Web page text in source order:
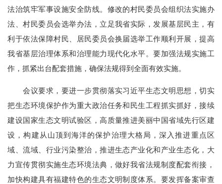
法治筑牢军事设施安全防线。修改的村民委员会组织法实施办
法、村民委员会选举办法，立足我省实际，发展基层民主，有
利于依法保障村民、居民委员会换届选举工作顺利开展，提高
我省基层治理体系和治理能力现代化水平。要加强法规实施工
作，抓紧出台配套措施，确保法规得到全面有效实施。
会议要求，要进一步贯彻落实习近平生态文明思想，切实
把生态环境保护作为重大政治任务和民生工程抓实抓好，接续
建设国家生态文明试验区，高质量推进美丽中国省域先行区建
设，构建从山顶到海洋的保护治理大格局，深入推进重点区
域、流域、行业污染整治，推进生态产业化和产业生态化，大
力宣传贯彻实施生态环境法典，做好我省法规制度配套衔接，
加快构建具有福建特色的生态文明制度体系。要发挥备案审查